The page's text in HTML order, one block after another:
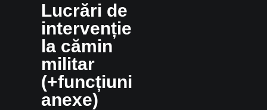
Lucrări de
intervenție
la cămin
militar
(+funcțiuni
anexe)